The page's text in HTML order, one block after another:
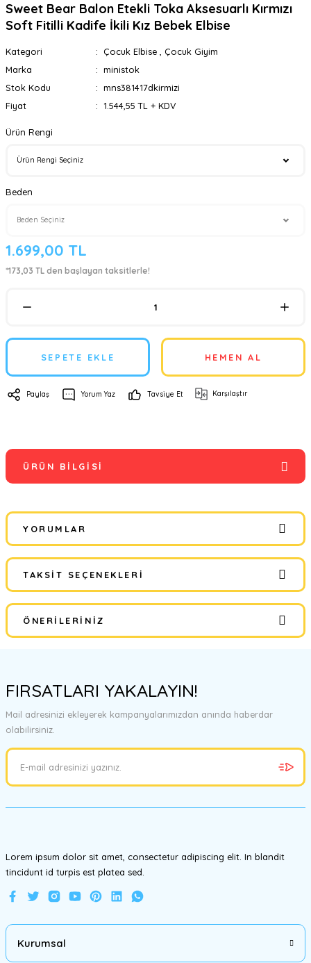
Sweet Bear Balon Etekli Toka Aksesuarlı Kırmızı
Soft Fitilli Kadife İkili Kız Bebek Elbise
Kategori Çocuk Elbise
Çocuk Giyim
Marka
ministok
Stok Kodu
mns381417dkirmizi
Fiyat
1.544,55 TL + KDV
Ürün Rengi
Beden
1.699,00 TL
*173,03 TL den başlayan taksitlerle!
SEPETE EKLE HEMEN AL
Paylaş Yorum Yaz Tavsiye Et Karşılaştır
ÜRÜN BILGISI
YORUMLAR
Bu ürüne ilk yorumu siz yapın!
Yorum Yaz
TAKSIT SEÇENEKLERI
ÖNERILERINIZ
tarafımıza iletebilirsiniz.
Görüş ve önerileriniz için teşekkür ederiz.
Ürün resmi kalitesiz, bozuk veya görüntülenemiyor.
Ürün bilgilerinde hatalar bulunuyor.
FIRSATLARI YAKALAYIN!
Mail adresinizi ekleyerek kampanyalarımızdan anında haberdar
olabilirsiniz.
Lorem ipsum dolor sit amet, consectetur adipiscing elit. In blandit
tincidunt id turpis est platea sed.
Kurumsal